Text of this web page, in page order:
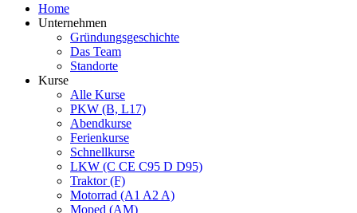
Home
Unternehmen
Gründungsgeschichte
Das Team
Standorte
Kurse
Alle Kurse
PKW (B, L17)
Abendkurse
Ferienkurse
Schnellkurse
LKW (C CE C95 D D95)
Traktor (F)
Motorrad (A1 A2 A)
Moped (AM)